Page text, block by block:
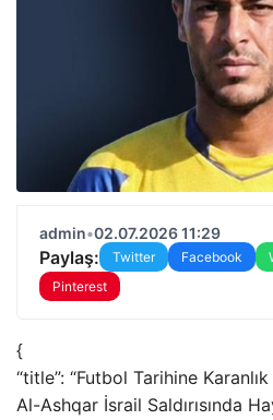
admin•02.07.2026 11:29
Paylaş: Twitter Facebook
Pinterest
{
“title”: “Futbol Tarihine
Al-Ashqar İsrail Saldırısında